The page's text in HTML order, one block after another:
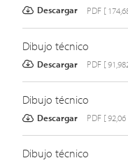
Descargar PDF [
Dibujo técnico
Descargar PDF [
Dibujo técnico
Descargar PDF [ 92,06
Dibujo técnico